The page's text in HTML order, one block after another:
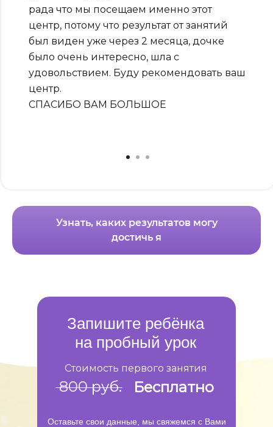
рада что мы посещаем именно этот
центр, потому что результат от занятий
был виден уже через 2 месяца, дочке
было очень интересно, шла с
удовольствием. Буду рекомендовать ваш
центр.
СПАСИБО ВАМ БОЛЬШОЕ
Узнать, каких результатов могу
достичь я
800 руб.
Запишите ребёнка
на пробный урок
Оставьте свои данные, мы свяжемся с Вами
Стоимость первого занятия
Бесплатно